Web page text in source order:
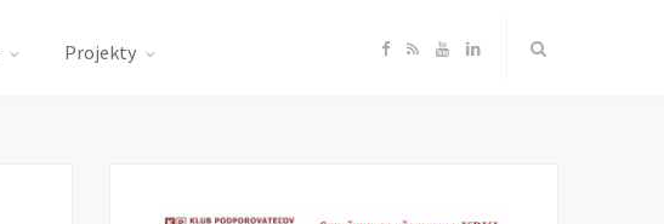
Projekty F R Y L